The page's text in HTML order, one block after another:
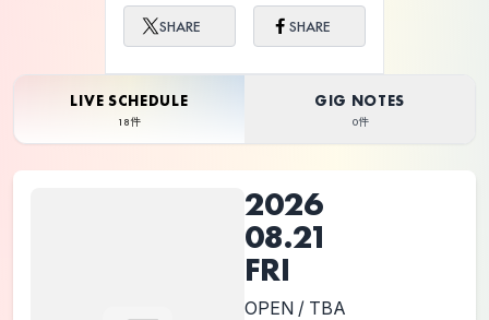
SHARE SHARE
LIVE SCHEDULE
18件
GIG NOTES
0件
2026
08.21
FRI
OPEN / TBA